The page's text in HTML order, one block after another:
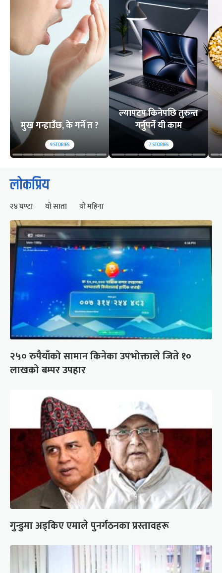
मुख गन्हाउँछ, के गर्ने त ?
9STORIES
ल्यापटप किनेपछि तुरुन्त
गर्नुपर्ने यी काम
7STORIES
लोकप्रिय
२४ घण्टा यो साता यो महिना
२५० रुपैयाँको सामान किनेका उपभोक्ताले जिते १०
लाखको बम्पर उपहार
गुन्डुमा अड्किए एमाले पुनर्गठनका प्रस्तावहरू